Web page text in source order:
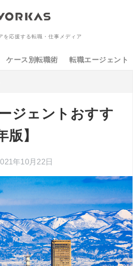
を応援する転職・仕事メディア
ケース別転職術 転職エージェント
ジェントおすす
】
年10月22日